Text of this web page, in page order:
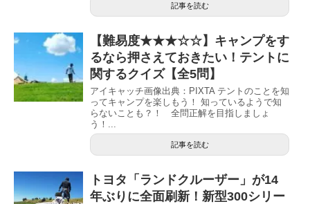
記事を読む
【難易度★★★☆☆】キャンプをす
るなら押さえておきたい！テントに
関するクイズ【全5問】
アイキャッチ画像出典：PIXTA テントのことを知
ってキャンプを楽しもう！ 知っているようで知
らないことも？！ 全問正解を目指しましょ
う！...
記事を読む
トヨタ「ランドクルーザー」が14
年ぶりに全面刷新！新型300シリー